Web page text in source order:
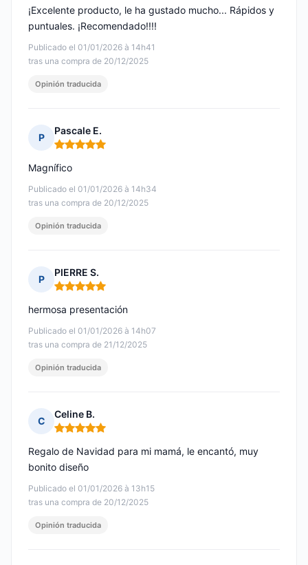
Publicado el 01/01/2026 à 14h41
tras una compra de 20/12/2025
¡Excelente producto, le ha gustado mucho... Rápidos y
puntuales. ¡Recomendado!!!!
Opinión traducida
P
Pascale E.
Nota: 5 de 5
Publicado el 01/01/2026 à 14h34
tras una compra de 20/12/2025
Magnífico
Opinión traducida
P
PIERRE S.
Nota: 5 de 5
Publicado el 01/01/2026 à 14h07
tras una compra de 21/12/2025
hermosa presentación
Opinión traducida
C
Celine B.
Nota: 5 de 5
Publicado el 01/01/2026 à 13h15
tras una compra de 20/12/2025
Regalo de Navidad para mi mamá, le encantó, muy
bonito diseño
Opinión traducida